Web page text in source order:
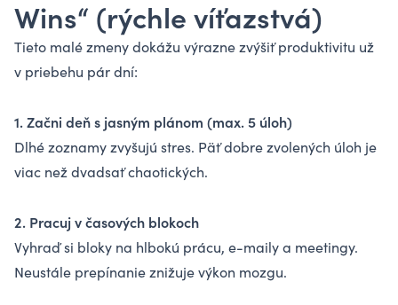
Wins“ (rýchle víťazstvá)
Tieto malé zmeny dokážu výrazne zvýšiť produktivitu už
v priebehu pár dní:
1. Začni deň s jasným plánom (max. 5 úloh)
Dlhé zoznamy zvyšujú stres. Päť dobre zvolených úloh je
viac než dvadsať chaotických.
2. Pracuj v časových blokoch
Vyhraď si bloky na hlbokú prácu, e-maily a meetingy.
Neustále prepínanie znižuje výkon mozgu.